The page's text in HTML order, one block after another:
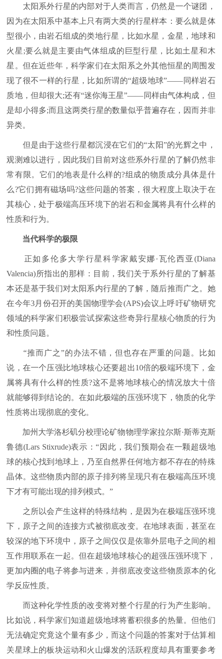
太阳系外行星的内部对于人类而言，仍然是一个谜团，
因为在太阳系中基本上只有两大类的行星样本：要么就是体
型很小，由岩石组成的类地行星，比如水星，金星，地球和
火星;要么就是主要由气体组成的巨型行星，比如土星和木
星。但在近些年，科学家们在太阳系之外其他恒星的周围发
现了很不一样的行星，比如所谓的“超级地球”——同样岩石
质地，但却很大;还有“迷你海王星”——同样由气体构成，但
是却小得多;而且这两类行星的数量似乎普遍存在，因而并非
异类。
但是由于这些行星都沉浸在它们的“太阳”的光辉之中，
观测难以进行，因此我们目前对这些系外行星的了解仍然非
常有限。它们的地表是什么样的?组成的物质成分具体是什
么?它们拥有磁场吗?这些问题的答案，很大程度上取决于在
其核心，处于极端高压环境下的岩石和金属将具有什么样的
性质和行为。
当代科学的极限
正如多伦多大学行星科学家戴安娜·瓦伦西亚(Diana
Valencia)所指出的那样：目前，我们关于系外行星的了解基
本还是基于我们对太阳系内行星的了解，随后推而广之。她
在今年3月份召开的美国物理学会(APS)会议上呼吁矿物研究
领域的科学家们积极尝试探索这些奇异行星核心物质的行为
和性质问题。
“推而广之”的办法不错，但也存在严重的问题。比如
说，在一个压强比地球核心还要超出10倍的极端环境下，金
属将具有什么样的性质?这不是将地球核心的情况放大十倍
就能够得到结论的。在如此极端的压强环境下，物质的化学
性质将出现彻底的变化。
加州大学洛杉矶分校理论矿物物理学家拉尔斯·斯蒂克斯
鲁德(Lars Stixrude)表示：“因此，我们预期会在一颗超级地
球的核心找到地球上，乃至自然界任何地方都不存在的特殊
晶体。这些物质内部的原子排列将呈现只有在极端高压环境
下才有可能出现的排列模式。”
之所以会产生这样的特殊结构，是因为在极端压强环境
下，原子之间的连接方式被彻底改变。在地球表面，甚至在
较深的地下环境中，原子之间仅仅是依靠外层电子之间的相
互作用联系在一起。但在超级地球核心的超强压强环境下，
更加内圈的电子将参与进来，并彻底改变这些物质原本的化
学反应性质。
而这种化学性质的改变将对整个行星的行为产生影响。
比如说，科学家们知道超级地球将蓄积很多的热量。但他们
无法确定究竟这个量有多少，而这个问题的答案对于估算相
关星球上的板块运动和火山爆发的活跃程度却具有重要参考